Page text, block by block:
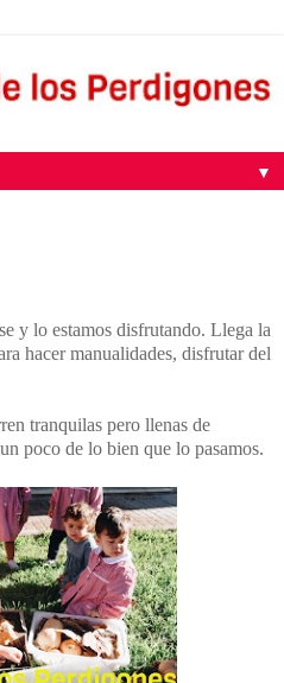
▼
y lo estamos disfrutando. Llega la
hacer manualidades, disfrutar del
tranquilas pero llenas de
poco de lo bien que lo pasamos.